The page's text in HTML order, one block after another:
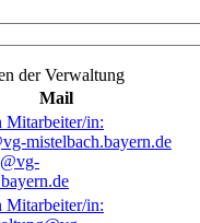
der Verwaltung
Mail